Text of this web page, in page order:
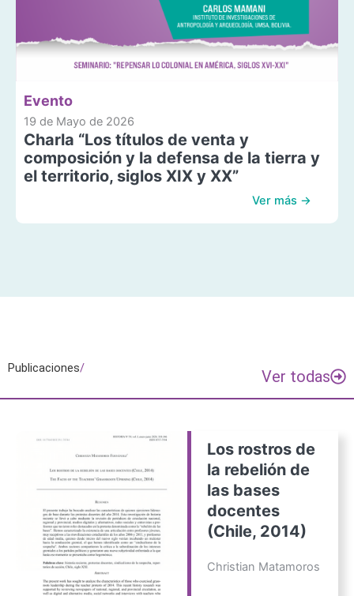
Evento
19 de Mayo de 2026
Charla “Los títulos de venta y
composición y la defensa de la tierra y
el territorio, siglos XIX y XX”
Ver más →
Publicaciones/ Ver todas
Los rostros de
la rebelión de
las bases
docentes
(Chile, 2014)
Christian Matamoros